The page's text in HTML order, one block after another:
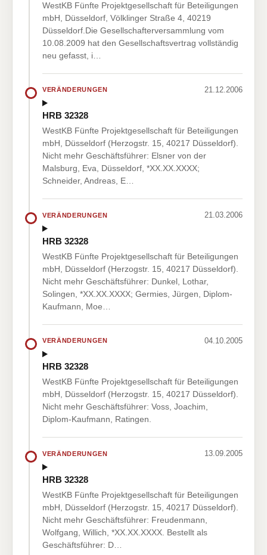
WestKB Fünfte Projektgesellschaft für Beteiligungen
mbH, Düsseldorf, Völklinger Straße 4, 40219
Düsseldorf.Die Gesellschafterversammlung vom
10.08.2009 hat den Gesellschaftsvertrag vollständig
neu gefasst, i…
VERÄNDERUNGEN 21.12.2006
HRB 32328
WestKB Fünfte Projektgesellschaft für Beteiligungen
mbH, Düsseldorf (Herzogstr. 15, 40217 Düsseldorf).
Nicht mehr Geschäftsführer: Elsner von der
Malsburg, Eva, Düsseldorf, *XX.XX.XXXX;
Schneider, Andreas, E…
VERÄNDERUNGEN 21.03.2006
HRB 32328
WestKB Fünfte Projektgesellschaft für Beteiligungen
mbH, Düsseldorf (Herzogstr. 15, 40217 Düsseldorf).
Nicht mehr Geschäftsführer: Dunkel, Lothar,
Solingen, *XX.XX.XXXX; Germies, Jürgen, Diplom-
Kaufmann, Moe…
VERÄNDERUNGEN 04.10.2005
HRB 32328
WestKB Fünfte Projektgesellschaft für Beteiligungen
mbH, Düsseldorf (Herzogstr. 15, 40217 Düsseldorf).
Nicht mehr Geschäftsführer: Voss, Joachim,
Diplom-Kaufmann, Ratingen.
VERÄNDERUNGEN 13.09.2005
HRB 32328
WestKB Fünfte Projektgesellschaft für Beteiligungen
mbH, Düsseldorf (Herzogstr. 15, 40217 Düsseldorf).
Nicht mehr Geschäftsführer: Freudenmann,
Wolfgang, Willich, *XX.XX.XXXX. Bestellt als
Geschäftsführer: D…